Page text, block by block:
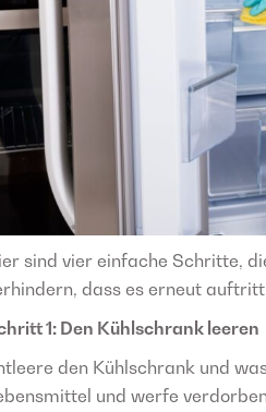
sind vier einfache Schritte,
dass es erneut
1: Den Kühlschrank leeren
den Kühlschrank und
und werfe